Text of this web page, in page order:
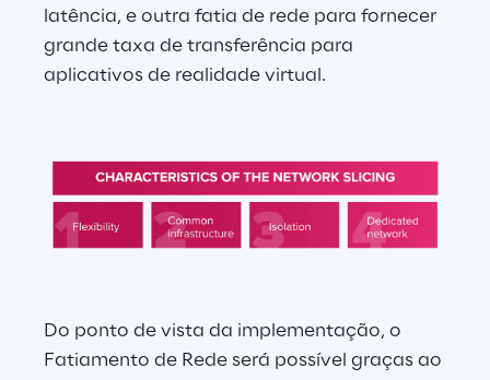
latência, e outra fatia de rede para fornecer
grande taxa de transferência para
aplicativos de realidade virtual.
Do ponto de vista da implementação, o
Fatiamento de Rede será possível graças ao